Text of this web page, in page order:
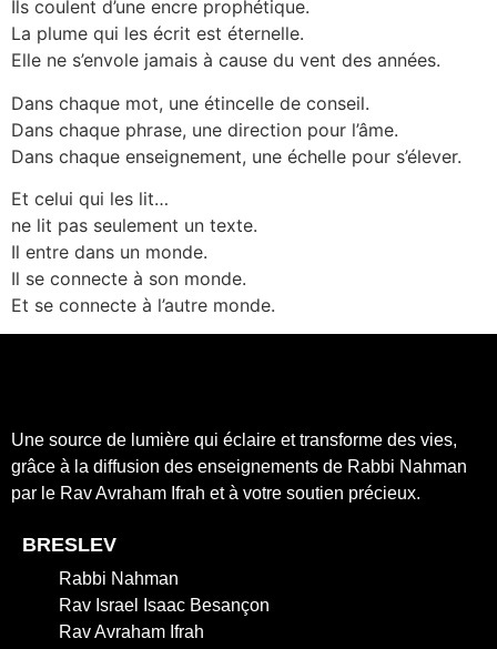
Ils coulent d’une encre prophétique.
La plume qui les écrit est éternelle.
Elle ne s’envole jamais à cause du vent des années.
Dans chaque mot, une étincelle de conseil.
Dans chaque phrase, une direction pour l’âme.
Dans chaque enseignement, une échelle pour s’élever.
Et celui qui les lit…
ne lit pas seulement un texte.
Il entre dans un monde.
Il se connecte à son monde.
Et se connecte à l’autre monde.
Une source de lumière qui éclaire et transforme des vies,
grâce à la diffusion des enseignements de Rabbi Nahman
par le Rav Avraham Ifrah et à votre soutien précieux.
BRESLEV
Rabbi Nahman
Rav Israel Isaac Besançon
Rav Avraham Ifrah